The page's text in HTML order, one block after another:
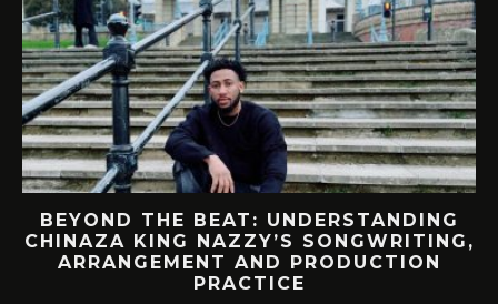
BEYOND THE BEAT: UNDERSTANDING
CHINAZA KING NAZZY’S SONGWRITING,
ARRANGEMENT AND PRODUCTION
PRACTICE